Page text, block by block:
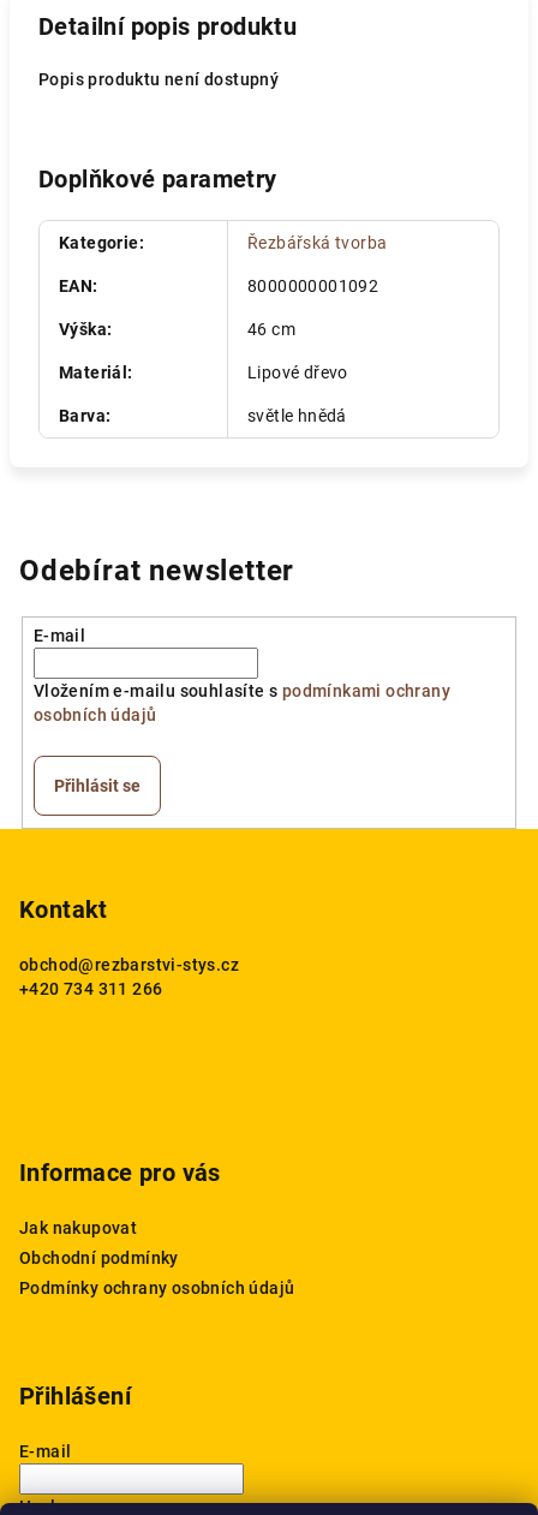
Detailní popis produktu
Popis produktu není dostupný
Doplňkové parametry
Kategorie: Řezbářská tvorba
EAN: 8000000001092
Výška: 46 cm
Materiál : Lipové dřevo
Barva: světle hnědá
Odebírat newsletter
E-mail
Vložením e-mailu souhlasíte s podmínkami ochrany
osobních údajů
Přihlásit se
Kontakt
obchod@rezbarstvi-stys.cz
+420 734 311 266
Informace pro vás
Jak nakupovat
Obchodní podmínky
Podmínky ochrany osobních údajů
Přihlášení
E-mail
Heslo